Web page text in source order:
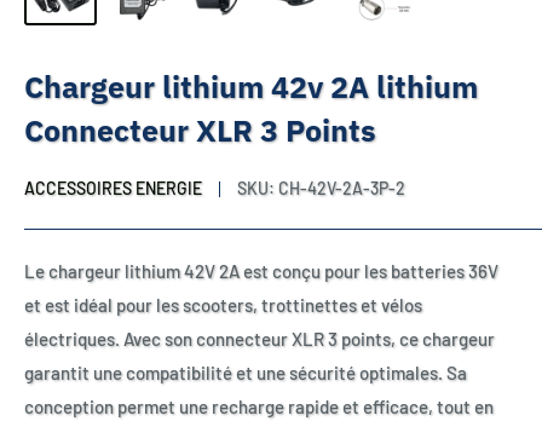
Chargeur lithium 42v 2A lithium
Connecteur XLR 3 Points
ACCESSOIRES ENERGIE SKU: CH-42V-2A-3P-2
Le chargeur lithium 42V 2A est conçu pour les batteries 36V
et est idéal pour les scooters, trottinettes et vélos
électriques. Avec son connecteur XLR 3 points, ce chargeur
garantit une compatibilité et une sécurité optimales. Sa
conception permet une recharge rapide et efficace, tout en